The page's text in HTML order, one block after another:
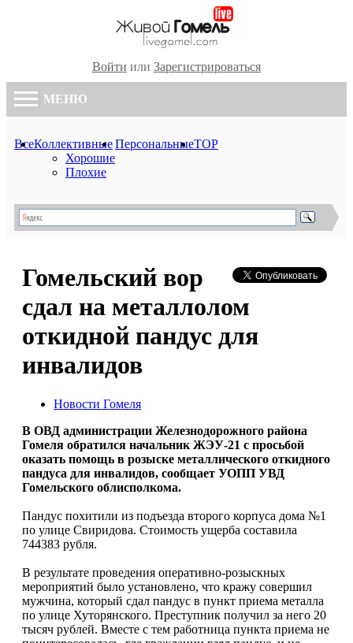
Войти или Зарегистрироваться
МЕНЮ
ВсеКоллективные
Хорошие
Плохие
ПерсональныеTOP
Гомельский вор
сдал на металлолом
откидной пандус для
инвалидов
Новости Гомеля
В ОВД администрации Железнодорожного района
Гомеля обратился начальник ЖЭУ-21 с просьбой
оказать помощь в розыске металлического откидного
пандуса для инвалидов, сообщает УОПП УВД
Гомельского облисполкома.
Пандус похитили из подъезда второго корпуса дома №1
по улице Свиридова. Стоимость ущерба составила
744383 рубля.
В результате проведения оперативно-розыскных
мероприятий было установлено, что кражу совершил
мужчина, который сдал пандус в пункт приема металла
по улице Хуторянского. Преступник получил за него 20
тысяч рублей. Вместе с тем работница пункта приема не